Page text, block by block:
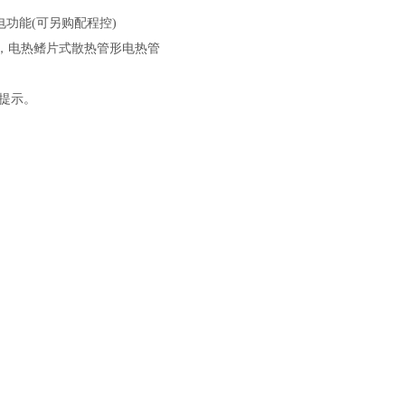
功能(可另购配程控)
电热鳍片式散热管形电热管
示。